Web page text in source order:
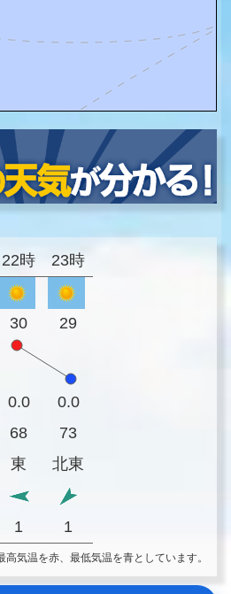
22時 23時
30 29
0.0
0.0
68
73
東
北東
1 1
気温を赤、最低気温を青としています。